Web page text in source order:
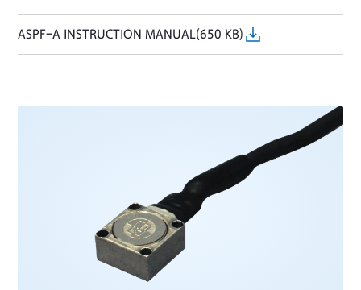
ASPF-A INSTRUCTION MANUAL(650 KB)